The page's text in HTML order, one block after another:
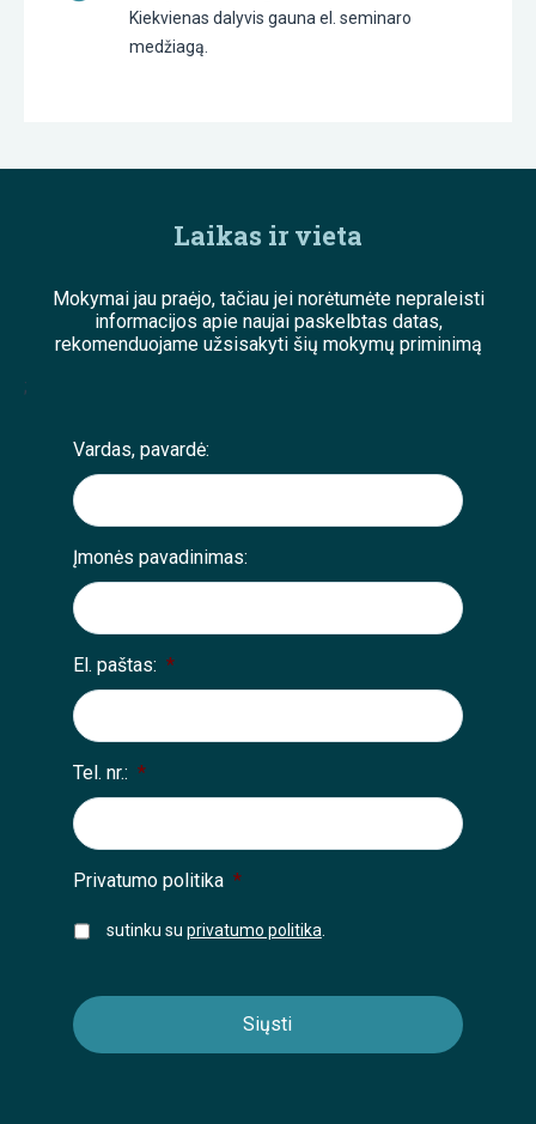
Kiekvienas dalyvis gauna el. seminaro
medžiagą.
Laikas ir vieta
Mokymai jau praėjo, tačiau jei norėtumėte nepraleisti
informacijos apie naujai paskelbtas datas,
rekomenduojame užsisakyti šių mokymų priminimą
;
Vardas, pavardė:
Įmonės pavadinimas:
El. paštas: *
Tel. nr.: *
Privatumo politika *
sutinku su privatumo politika